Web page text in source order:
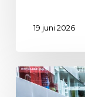
19 juni 2026